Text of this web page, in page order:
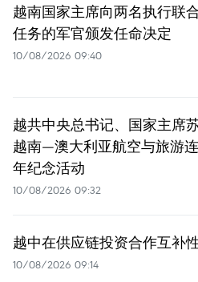
越南国家主席向两名执行联
任务的军官颁发任命决定
10/08/2026 09:40
越共中央总书记、国家主席
越南—澳大利亚航空与旅游
年纪念活动
10/08/2026 09:32
越中在供应链投资合作互补
10/08/2026 09:14